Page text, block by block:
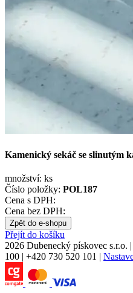
Kamenický sekáč se slinutým
množství: ks
Číslo položky: POL187
Cena s DPH:
Cena bez DPH:
Zpět do e-shopu
Přejít do košíku
2026 Dubenecký pískovec s.r.o. |
100 | +420 730 520 101 |